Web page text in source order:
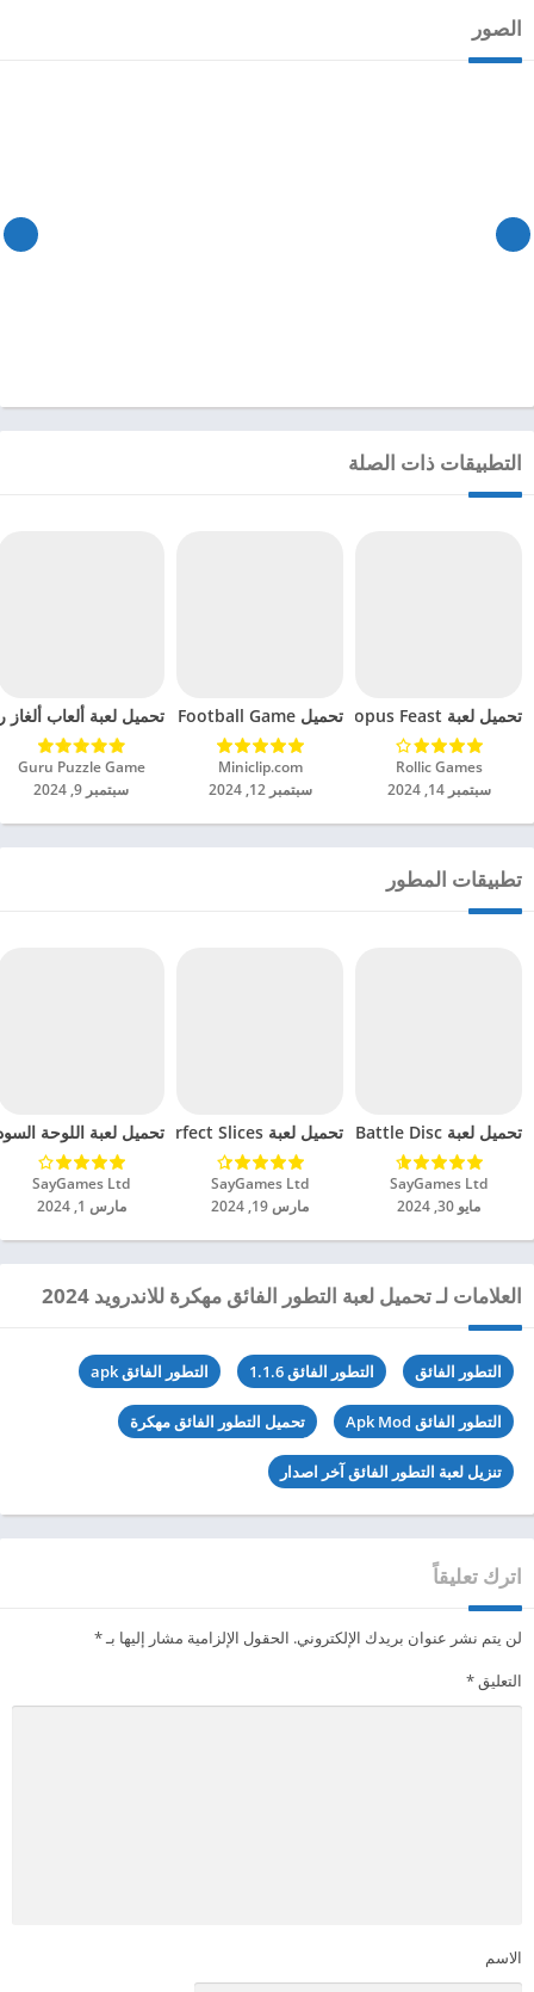
الصور
التطبيقات ذات الصلة
تحميل لعبة Octopus Feast مهكرة للاندرويد 2024
Rollic Games‏
سبتمبر 14, 2024
تحميل Soccer Hero PvP Football Game مهكرة للاندرويد 2024
Miniclip.com‏
سبتمبر 12, 2024
تحميل لعبة ألعاب ألغاز
Guru Puzzle Game‏
سبتمبر 9, 2024
تطبيقات المطور
تحميل لعبة Battle Disc مهكرة للاندرويد 2024
SayGames Ltd‏
مايو 30, 2024
تحميل لعبة Perfect Slices مهكرة للاندرويد 2024
SayGames Ltd‏
مارس 19, 2024
تحميل لعبة اللوحة
SayGames Ltd‏
مارس 1, 2024
العلامات لـ تحميل لعبة التطور الفائق مهكرة للاندرويد 2024
التطور الفائق التطور الفائق 1.1.6 التطور الفائق apk
التطور الفائق Apk Mod تحميل التطور الفائق مهكرة
تنزيل لعبة التطور الفائق آخر اصدار
اترك تعليقاً
لن يتم نشر عنوان بريدك الإلكتروني. الحقول الإلزامية مشار إليها بـ*
التعليق*
الاسم